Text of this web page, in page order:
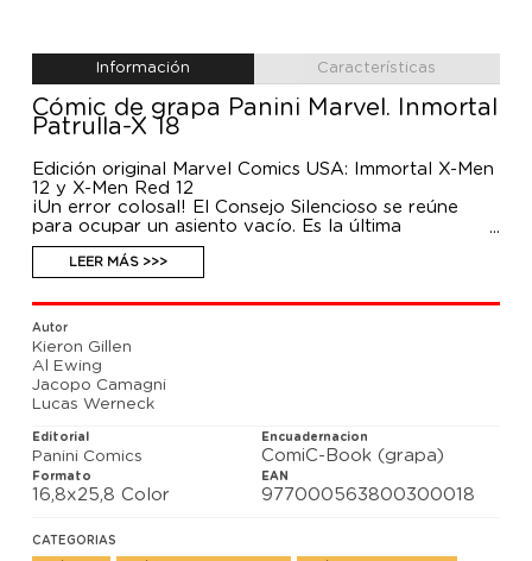
Información Características
Cómic de grapa Panini Marvel. Inmortal
Patrulla-X 18
Edición original Marvel Comics USA: Immortal X-Men
12 y X-Men Red 12
¡Un error colosal! El Consejo Silencioso se reúne
para ocupar un asiento vacío. Es la última
oportunidad para tomar una decisión inteligente que
evite la caída. Afortunadamente, el voto decisivo
está en manos de Coloso. Esperemos que no tenga
planes para arruinarlo todo. Eso sería terrible.
Mientras, uno llega a poner a prueba a los mutantes
de Arakko una vez más…
LEER MÁS >>>
Autor
Kieron Gillen
Al Ewing
Jacopo Camagni
Lucas Werneck
Editorial
Panini Comics
Encuadernacion
ComiC-Book (grapa)
Formato
16,8x25,8 Color
EAN
977000563800300018
CATEGORIAS